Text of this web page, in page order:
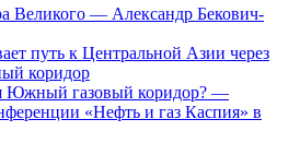
Великого — Александр Бекович-
путь к Центральной Азии через
коридор
Южный газовый коридор? —
«Нефть и газ Каспия» в